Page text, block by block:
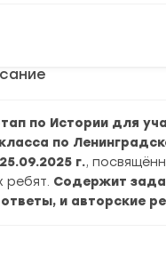
по Истории для
класса по
25.09.2025 г.,
ребят. Содержит
и авторские